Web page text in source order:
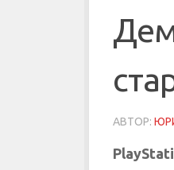
АВТОР: